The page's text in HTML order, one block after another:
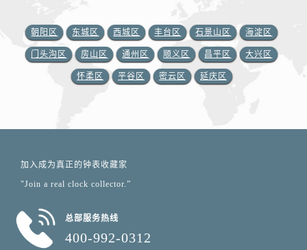
朝阳区 东城区 西城区 丰台区 石景山区 海淀区
门头沟区 房山区 通州区 顺义区 昌平区 大兴区
怀柔区 平谷区 密云区 延庆区
加入成为真正的钟表收藏家
"Join a real clock collector.”
总部服务热线
400-992-0312